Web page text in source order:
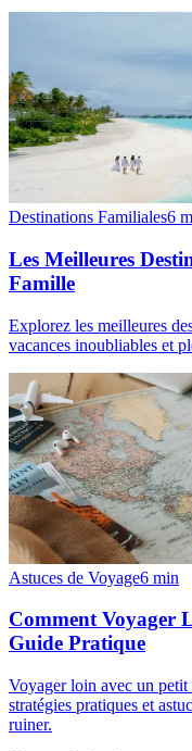
Destinations Familiales6
Les Meilleures
Famille
Explorez les meilleures
vacances inoubliables et
Astuces de Voyage6 min
Comment Voyager
Guide Pratique
Voyager loin avec un
stratégies pratiques et
ruiner.